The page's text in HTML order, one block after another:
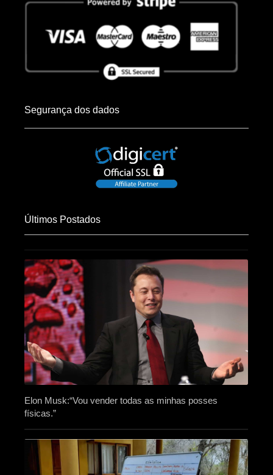
Segurança dos dados
Últimos Postados
Elon Musk:“Vou vender todas as minhas posses
físicas.”